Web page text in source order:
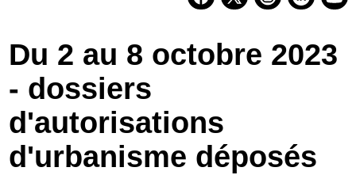
Economie
Services
Contacts
Du 2 au 8 octobre 2023
- dossiers
d'autorisations
d'urbanisme déposés